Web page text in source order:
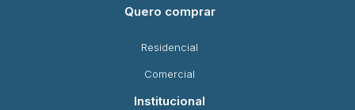
Quero comprar
Residencial
Comercial
Institucional